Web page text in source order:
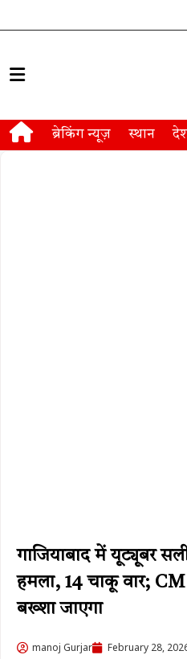
ब्रेकिंग न्यूज़ स्थान
गाजियाबाद में यूट्यूबर
हमला, 14 चाकू वार; CM
बख्शा जाएगा
manoj Gurjar February 28,